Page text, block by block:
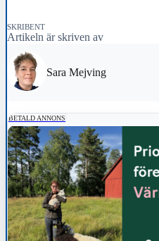
SKRIBENT
Artikeln är skriven av
Sara Mejving
BETALD ANNONS